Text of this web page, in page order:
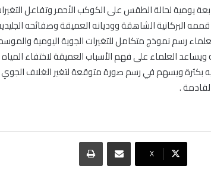
يومية لحالة الطقس على الكوكب الأحمر وتفاعل
البركانية الشاهقة ووديانه العميقة وصفائحه
رسم نموذج متكامل للتغيرات الجوية اليومية
العلماء على فهم الأسباب العميقة لاختفاء
بكثرة ويسهم في رسم صورة متوقعة لتغير الغلاف
.
‫X
مشاركة عبر البريد طباعة